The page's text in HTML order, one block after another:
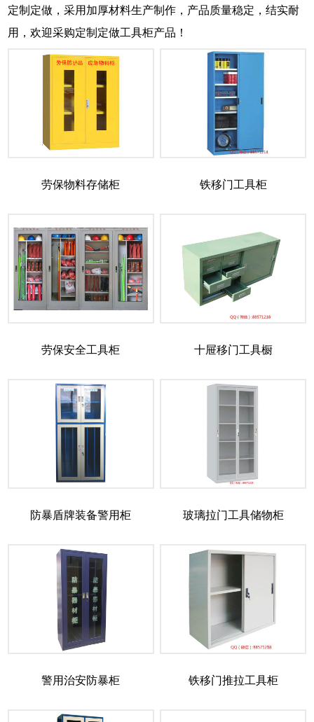
定制定做，采用加厚材料生产制作，产品质量稳定，结实耐
用，欢迎采购定制定做工具柜产品！
劳保物料存储柜 铁移门工具柜
劳保安全工具柜 十屉移门工具橱
防暴盾牌装备警用柜 玻璃拉门工具储物柜
警用治安防暴柜 铁移门推拉工具柜